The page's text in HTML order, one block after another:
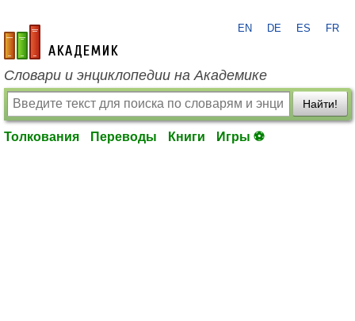
academic.ru
EN DE ES FR
Словари и энциклопедии на Академике
Найти!
Толкования Переводы Книги Игры ⚽